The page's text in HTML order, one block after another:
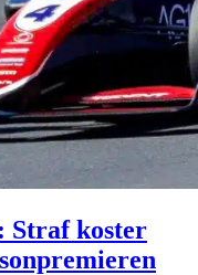
Straf koster